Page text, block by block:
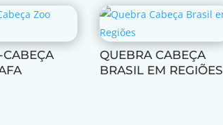
QUEBRA CABEÇA
BRASIL EM REGIÕES